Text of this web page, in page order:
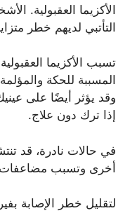
الأكزيما العقبولية.
التأتبي لديهم خطر
تسبب الأكزيما
المسببة للحكة
وقد يؤثر أيضًا على
إذا ترك دون علاج.
في حالات نادرة، قد
أخرى وتسبب مضاعفات
لتقليل خطر الإصابة